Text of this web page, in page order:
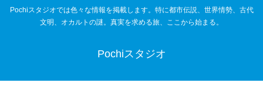
Pochiスタジオでは色々な情報を掲載します。特に都市伝説、世界情勢、古代
文明、オカルトの謎。真実を求める旅、ここから始まる。
Pochiスタジオ